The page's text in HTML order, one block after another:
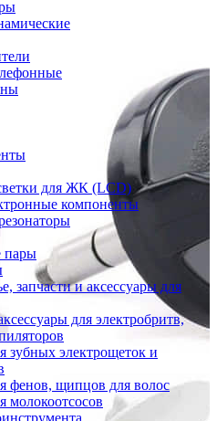
для ЖК (LCD)
компоненты
пары
запчасти и аксессуары для
для электробритв,
зубных электрощеток и
фенов, щипцов для волос
молокоотсосов